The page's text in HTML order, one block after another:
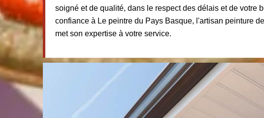
soigné et de qualité, dans le respect des délais et de votre
confiance à Le peintre du Pays Basque, l'artisan peinture
met son expertise à votre service.